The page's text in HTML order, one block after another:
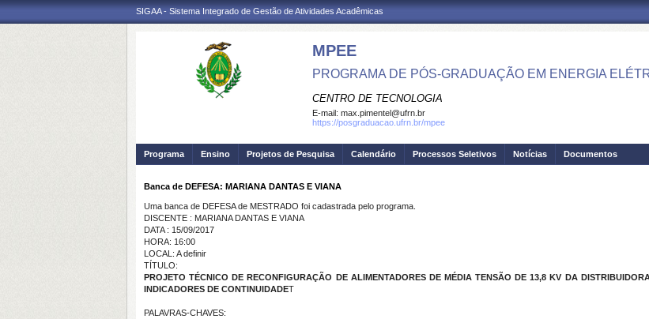
SIGAA - Sistema Integrado de Gestão de Atividades Acadêmicas
MPEE
PROGRAMA DE PÓS-GRADUAÇÃO EM ENERGIA
CENTRO DE TECNOLOGIA
E-mail: max.pimentel@ufrn.br
https://posgraduacao.ufrn.br/mpee
Programa Ensino Projetos de Pesquisa Calendário Processos Seletivos Notícias Documentos
Banca de DEFESA: MARIANA DANTAS E VIANA
Uma banca de DEFESA de MESTRADO foi cadastrada pelo programa.
DISCENTE : MARIANA DANTAS E VIANA
DATA : 15/09/2017
HORA: 16:00
LOCAL: A definir
TÍTULO:
PROJETO TÉCNICO DE RECONFIGURAÇÃO DE ALIMENTADORES DE MÉDIA TENSÃO DE 13,8 KV DA
INDICADORES DE CONTINUIDADET
PALAVRAS-CHAVES: